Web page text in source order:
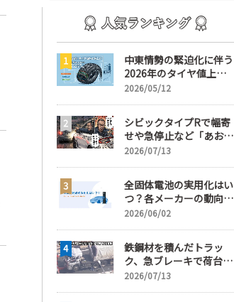
中東情勢の緊迫化に伴う
2026年のタイヤ値上
げ！ 値上げ実施1ヶ月前
売において極めて重要な
訳
2026/05/12
シビックタイプRで幅寄
せや急停止など「あおり
運転」の疑い
2026/07/13
全固体電池の実用化はい
つ？各メーカーの動向と
EVの買い時を解説
2026/06/02
鉄鋼材を積んだトラッ
ク、急ブレーキで荷台が
崩れ、運転手が鉄鋼材に
2026/07/13